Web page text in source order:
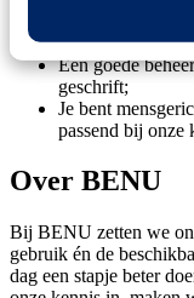
Je hebt een
Je hebt een
Een goede
geschrift;
Je bent
passend bij onze
Over BENU
Bij BENU zetten we
gebruik én de
dag een stapje beter